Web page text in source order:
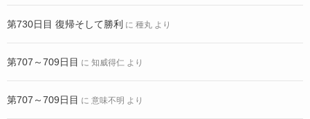
第730日目 復帰そして勝利 に 種丸 より
第707～709日目 に 知威得仁 より
第707～709日目 に 意味不明 より